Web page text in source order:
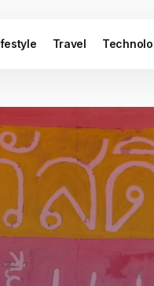
Travel